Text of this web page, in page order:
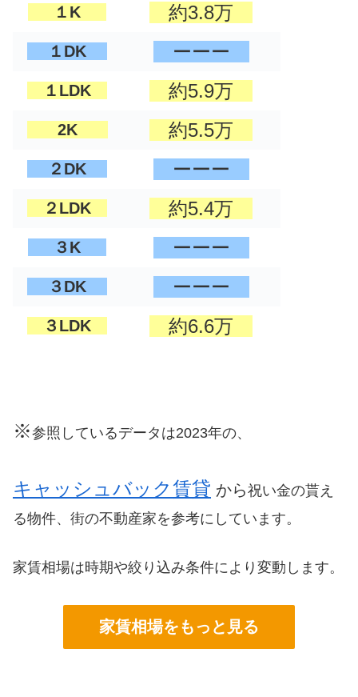
１K 約3.8万
１DK ーーー
１LDK 約5.9万
2K 約5.5万
２DK ーーー
２LDK 約5.4万
３K ーーー
３DK ーーー
３LDK 約6.6万
※参照しているデータは2023年の、
キャッシュバック賃貸 から祝い金の貰え
る物件、街の不動産家を参考にしています。
家賃相場は時期や絞り込み条件により変動します。
家賃相場をもっと見る